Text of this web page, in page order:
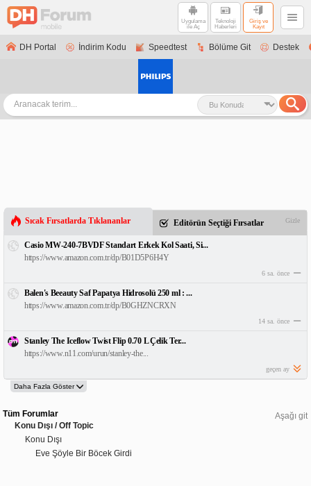
Uygulama
ile Aç
Teknoloji
Haberleri
Giriş ve
Kayıt
DH Portal İndirim Kodu Speedtest Bölüme Git Destek
Sıcak Fırsatlarda Tıklananlar Editörün Seçtiği Fırsatlar Gizle
Casio MW-240-7BVDF Standart Erkek Kol Saati, Si...
https://www.amazon.com.tr/dp/B01D5P6H4Y
6 sa. önce
Balen's Beeauty Saf Papatya Hidrosolü 250 ml : ...
https://www.amazon.com.tr/dp/B0GHZNCRXN
14 sa. önce
Stanley The Iceflow Twist Flip 0.70 L Çelik Ter...
https://www.n11.com/urun/stanley-the...
geçen ay
Aşağı git
Tüm Forumlar
Konu Dışı / Off Topic
Konu Dışı
Eve Şöyle Bir Böcek Girdi